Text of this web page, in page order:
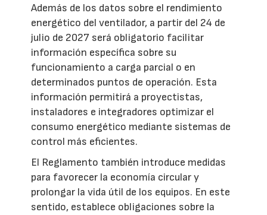
Además de los datos sobre el rendimiento
energético del ventilador, a partir del 24 de
julio de 2027 será obligatorio facilitar
información específica sobre su
funcionamiento a carga parcial o en
determinados puntos de operación. Esta
información permitirá a proyectistas,
instaladores e integradores optimizar el
consumo energético mediante sistemas de
control más eficientes.
El Reglamento también introduce medidas
para favorecer la economía circular y
prolongar la vida útil de los equipos. En este
sentido, establece obligaciones sobre la